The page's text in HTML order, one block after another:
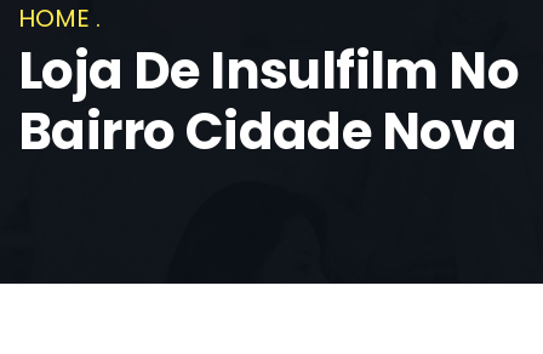
HOME .
Loja De Insulfilm No
Bairro Cidade Nova